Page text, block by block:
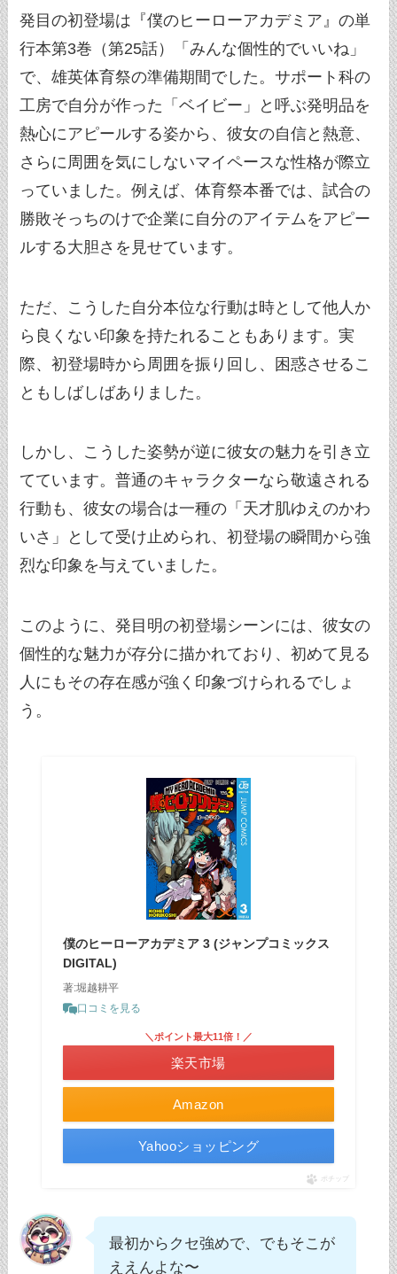
発目の初登場は『僕のヒーローアカデミア』の単
行本第3巻（第25話）「みんな個性的でいいね」
で、雄英体育祭の準備期間でした。サポート科の
工房で自分が作った「ベイビー」と呼ぶ発明品を
熱心にアピールする姿から、彼女の自信と熱意、
さらに周囲を気にしないマイペースな性格が際立
っていました。例えば、体育祭本番では、試合の
勝敗そっちのけで企業に自分のアイテムをアピー
ルする大胆さを見せています。
ただ、こうした自分本位な行動は時として他人か
ら良くない印象を持たれることもあります。実
際、初登場時から周囲を振り回し、困惑させるこ
ともしばしばありました。
しかし、こうした姿勢が逆に彼女の魅力を引き立
てています。普通のキャラクターなら敬遠される
行動も、彼女の場合は一種の「天才肌ゆえのかわ
いさ」として受け止められ、初登場の瞬間から強
烈な印象を与えていました。
このように、発目明の初登場シーンには、彼女の
個性的な魅力が存分に描かれており、初めて見る
人にもその存在感が強く印象づけられるでしょ
う。
僕のヒーローアカデミア 3 (ジャンプコミックス
DIGITAL)
著:堀越耕平
口コミを見る
Amazon
＼ポイント最大11倍！／
楽天市場
Yahooショッピング
ポチップ
最初からクセ強めで、でもそこが
ええんよな〜